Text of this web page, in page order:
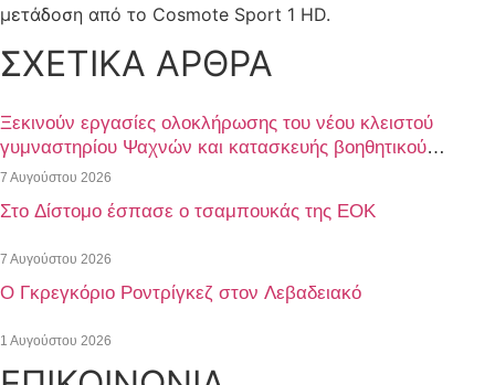
μετάδοση από το Cosmote Sport 1 HD.
ΣΧΕΤΙΚΑ ΑΡΘΡΑ
Ξεκινούν εργασίες ολοκλήρωσης του νέου κλειστού
γυμναστηρίου Ψαχνών και κατασκευής βοηθητικού
γηπέδου ποδοσφαίρου
7 Αυγούστου 2026
Στο Δίστομο έσπασε ο τσαμπουκάς της ΕΟΚ
7 Αυγούστου 2026
O Γκρεγκόριο Ροντρίγκεζ στον Λεβαδειακό
1 Αυγούστου 2026